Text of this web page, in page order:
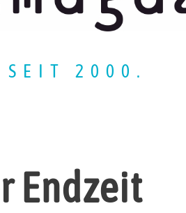
SEIT 2000.
Endzeit